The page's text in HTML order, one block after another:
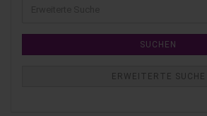
SUCHEN
ERWEITERTE SUCHE